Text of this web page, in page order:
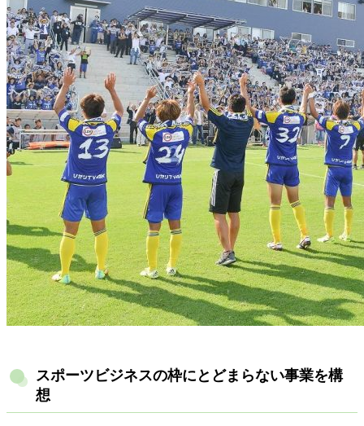
スポーツビジネスの枠にとどまらない事業を構
想